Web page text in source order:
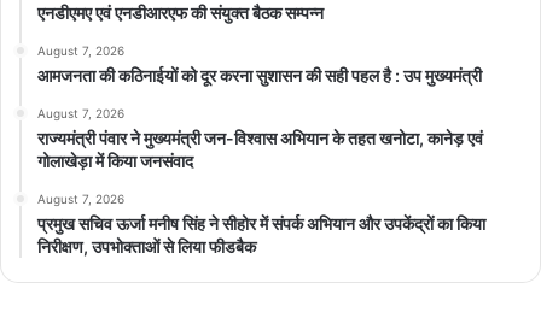
एनडीएमए एवं एनडीआरएफ की संयुक्त बैठक सम्पन्न
August 7, 2026
आमजनता की कठिनाईयों को दूर करना सुशासन की सही पहल है : उप मुख्यमंत्री
August 7, 2026
राज्यमंत्री पंवार ने मुख्यमंत्री जन-विश्वास अभियान के तहत खनोटा, कानेड़ एवं
गोलाखेड़ा में किया जनसंवाद
August 7, 2026
प्रमुख सचिव ऊर्जा मनीष सिंह ने सीहोर में संपर्क अभियान और उपकेंद्रों का किया
निरीक्षण, उपभोक्ताओं से लिया फीडबैक